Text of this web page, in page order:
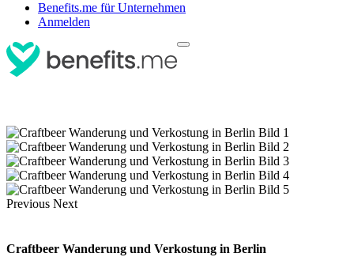
Benefits.me für Unternehmen
Anmelden
Previous Next
Craftbeer Wanderung und Verkostung in Berlin